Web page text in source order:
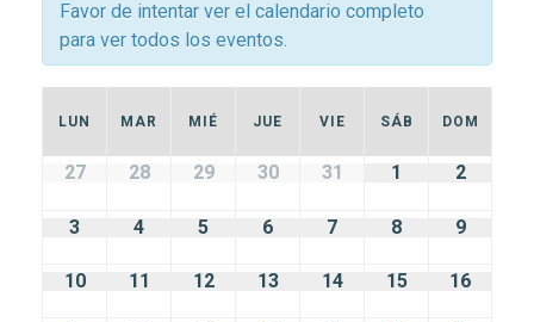
de
Eventos
Favor de intentar ver el calendario completo
para ver todos los eventos.
Calendario
de
Eventos
Calendario
LUN MAR MIÉ JUE VIE SÁB DOM
27 28 29 30 31 1 2
3 4 5 6 7 8 9
10 11 12 13 14 15 16